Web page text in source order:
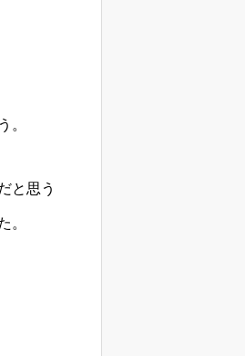
。
と思う
。